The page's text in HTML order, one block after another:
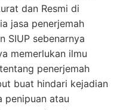
dan Resmi di
jasa penerjemah
SIUP sebenarnya
memerlukan ilmu
penerjemah
buat hindari kejadian
penipuan atau